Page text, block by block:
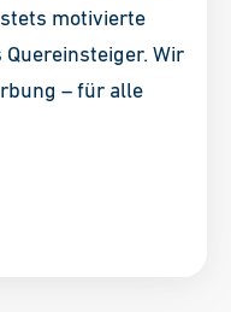
motivierte
Wir
– für alle